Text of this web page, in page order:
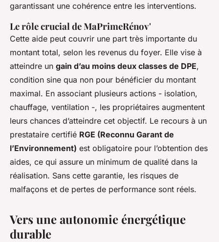
garantissant une cohérence entre les interventions.
Le rôle crucial de MaPrimeRénov'
Cette aide peut couvrir une part très importante du
montant total, selon les revenus du foyer. Elle vise à
atteindre un gain d’au moins deux classes de DPE,
condition sine qua non pour bénéficier du montant
maximal. En associant plusieurs actions - isolation,
chauffage, ventilation -, les propriétaires augmentent
leurs chances d’atteindre cet objectif. Le recours à un
prestataire certifié RGE (Reconnu Garant de
l’Environnement) est obligatoire pour l’obtention des
aides, ce qui assure un minimum de qualité dans la
réalisation. Sans cette garantie, les risques de
malfaçons et de pertes de performance sont réels.
Vers une autonomie énergétique
durable